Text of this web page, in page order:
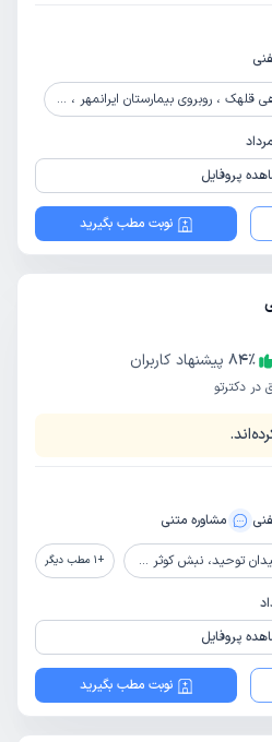
ایرانمهر ، کوچه مرشدی ، پلاک ۱۷ ، ساختمان پزشکان مهرآفرین ، طبقه ۴
پروفایل
نوبت مطب بگیرید
84٪
پیشنهاد کاربران
در دکترتو
مشاوره‌ متنی
پلاک 6، ساختمان پزشکان یاس، طبقه 4 +
1 مطب دیگر
پروفایل
نوبت مطب بگیرید